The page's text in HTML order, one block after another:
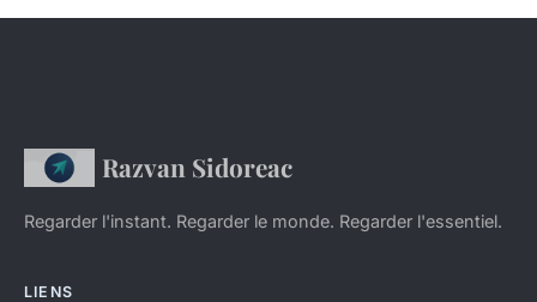
Razvan Sidoreac
Regarder l'instant. Regarder le monde. Regarder l'essentiel.
LIENS